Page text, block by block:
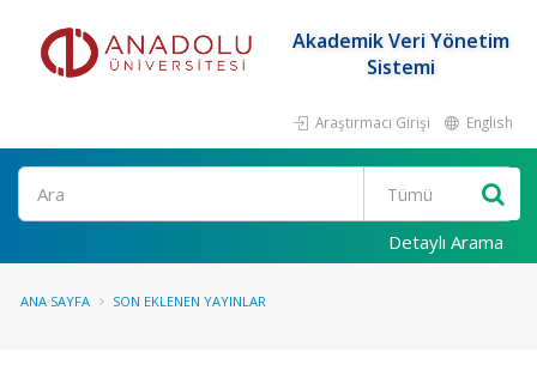
Akademik Veri Yönetim
Sistemi
Araştırmacı Girişi English
Ara
Detaylı Arama
ANA SAYFA SON EKLENEN YAYINLAR